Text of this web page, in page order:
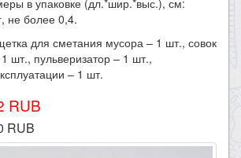
в упаковке (дл.*шир.*выс.), см:
не более 0,4.
для сметания мусора – 1 шт., совок
шт., пульверизатор – 1 шт.,
– 1 шт.
RUB
RUB